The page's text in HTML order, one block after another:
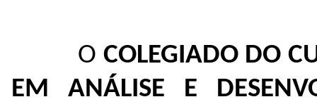
O COLEGIADO DO
EM ANÁLISE E